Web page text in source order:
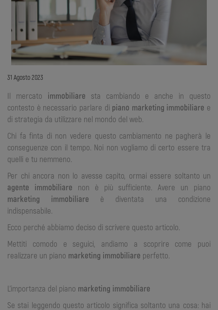
31 Agosto 2023
Il mercato immobiliare sta cambiando e anche in questo
contesto è necessario parlare di piano marketing immobiliare e
di strategia da utilizzare nel mondo del web.
Chi fa finta di non vedere questo cambiamento ne pagherà le
conseguenze con il tempo. Noi non vogliamo di certo essere tra
quelli e tu nemmeno.
Per chi ancora non lo avesse capito, ormai essere soltanto un
agente immobiliare non è più sufficiente. Avere un piano
marketing immobiliare è diventata una condizione
indispensabile.
Ecco perché abbiamo deciso di scrivere questo articolo.
Mettiti comodo e seguici, andiamo a scoprire come puoi
realizzare un piano marketing immobiliare perfetto.
L’importanza del piano marketing immobiliare
Se stai leggendo questo articolo significa soltanto una cosa: hai